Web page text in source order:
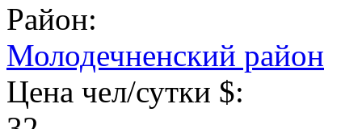
Район:
Молодечненский район
Цена чел/сутки $: